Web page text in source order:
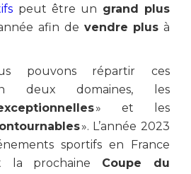
peut être un grand plus
afin de vendre plus à
pouvons répartir ces
deux domaines, les
» et les
». L’année 2023
sportifs en France
la prochaine Coupe du